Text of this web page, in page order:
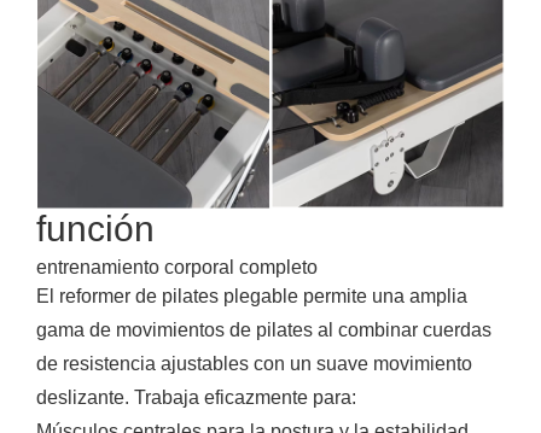
función
entrenamiento corporal completo
El reformer de pilates plegable permite una amplia
gama de movimientos de pilates al combinar cuerdas
de resistencia ajustables con un suave movimiento
deslizante. Trabaja eficazmente para: